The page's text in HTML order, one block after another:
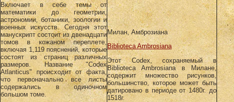
Включает в себе темы от
математики до геометрии,
астрономии, ботаники, зоологии и
военных искусств. Сегодня этот
манускрипт состоит из двенадцати
томов в кожаном переплете,
включая 1,119 пояснений, которые
состоят из страниц различных
размеров. Название "Codex
Atlanticus" происходит от факта,
что первоначально все листы
содержались в одиночном
большом томе.
Милан, Амброзиана
Biblioteca Ambrosiana
Этот Codex, сохраняемый в
Biblioteca Ambrosiana в Милане,
содержит множество рисунков,
большинство, которое может быть
датировано в периоде от 1480г. до
1518г.